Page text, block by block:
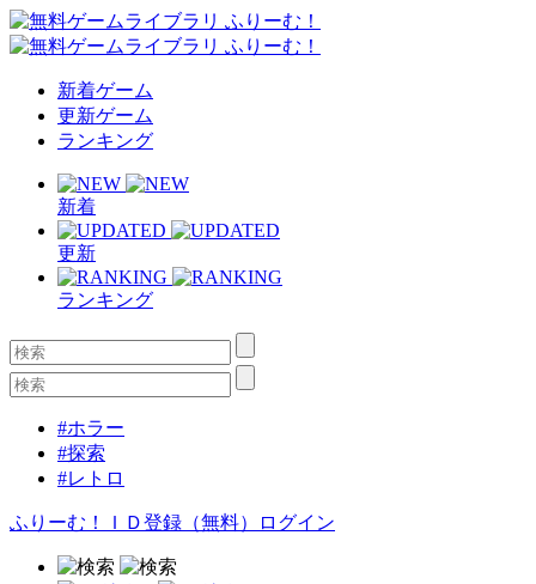
新着ゲーム
更新ゲーム
ランキング
新着
更新
ランキング
#ホラー
#探索
#レトロ
ふりーむ！ＩＤ登録（無料） ログイン